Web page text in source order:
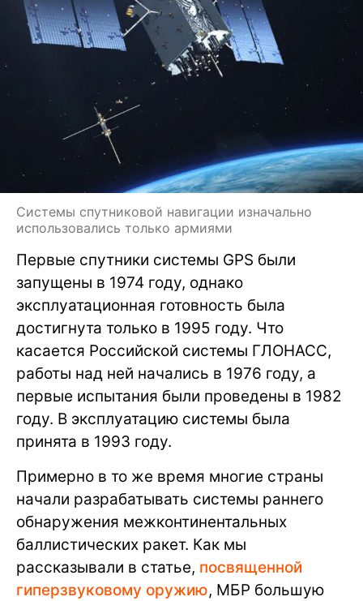
Системы спутниковой навигации изначально
использовались только армиями
Первые спутники системы GPS были
запущены в 1974 году, однако
эксплуатационная готовность была
достигнута только в 1995 году. Что
касается Российской системы ГЛОНАСС,
работы над ней начались в 1976 году, а
первые испытания были проведены в 1982
году. В эксплуатацию системы была
принята в 1993 году.
Примерно в то же время многие страны
начали разрабатывать системы раннего
обнаружения межконтинентальных
баллистических ракет. Как мы
рассказывали в статье, посвященной
гиперзвуковому оружию, МБР большую